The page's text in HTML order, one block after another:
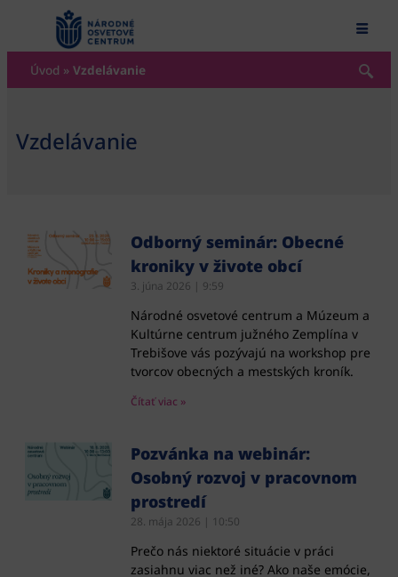
content
Úvod » Vzdelávanie
Vzdelávanie
Odborný seminár: Obecné
kroniky v živote obcí
3. júna 2026 9:59
Národné osvetové centrum a Múzeum a
Kultúrne centrum južného Zemplína v
Trebišove vás pozývajú na workshop pre
tvorcov obecných a mestských kroník.
Čítať viac »
Pozvánka na webinár:
Osobný rozvoj v pracovnom
prostredí
28. mája 2026 10:50
Prečo nás niektoré situácie v práci
zasiahnu viac než iné? Ako naše emócie,